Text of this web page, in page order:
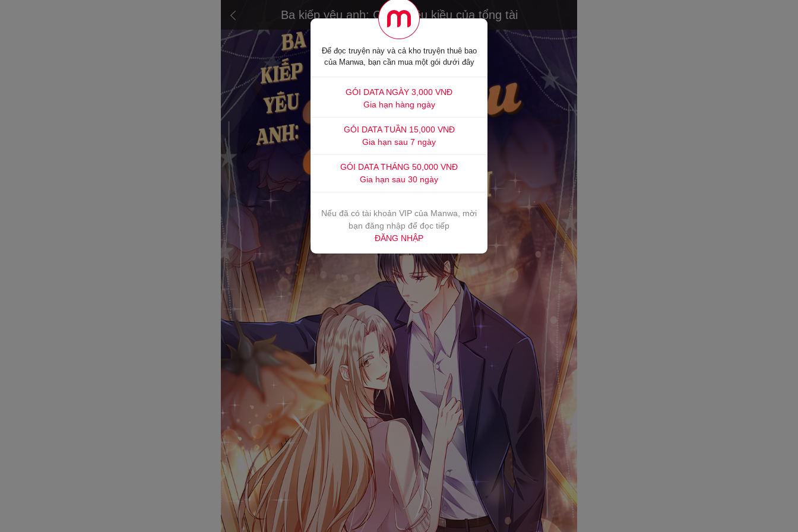
Ba kiếp yêu anh: Cô vợ yêu kiều của tổng tài
Để đọc truyện này và cả kho truyện thuê bao
của Manwa, bạn cần mua một gói dưới đây
GÓI DATA NGÀY 3,000 VNĐ
Gia hạn hàng ngày
GÓI DATA TUẦN 15,000 VNĐ
Gia hạn sau 7 ngày
GÓI DATA THÁNG 50,000 VNĐ
Gia hạn sau 30 ngày
Nếu đã có tài khoản VIP của Manwa, mời
bạn đăng nhập để đọc tiếp
ĐĂNG NHẬP